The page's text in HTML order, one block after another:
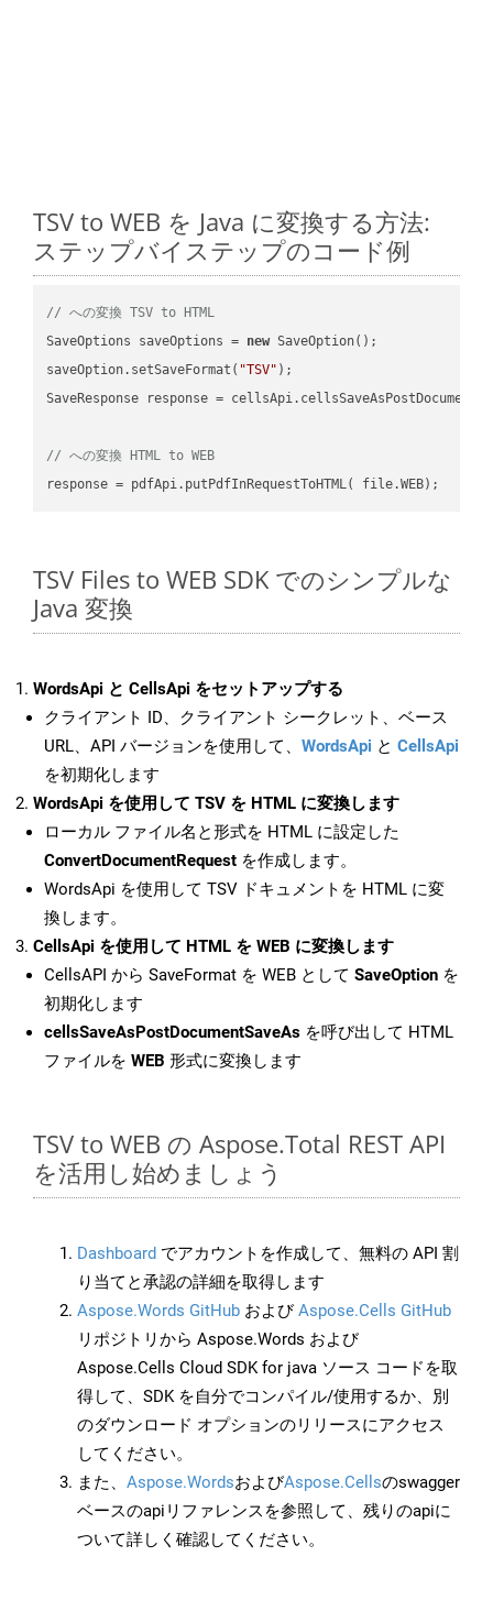
TSV to WEB を Java に変換する方法:
ステップバイステップのコード例
// への変換 TSV to HTML
SaveOptions saveOptions = new SaveOption();
saveOption.setSaveFormat( "TSV" );
SaveResponse response =
// への変換 HTML to WEB
TSV Files to WEB SDK でのシンプルな
Java 変換
WordsApi と CellsApi をセットアップする
クライアント ID、クライアント シークレット、ベース
URL、API バージョンを使用して、 WordsApi と CellsApi
を初期化します
WordsApi を使用して TSV を HTML に変換します
ローカル ファイル名と形式を HTML に設定した
ConvertDocumentRequest を作成します。
WordsApi を使用して TSV ドキュメントを HTML に変
換します。
CellsApi を使用して HTML を WEB に変換します
CellsAPI から SaveFormat を WEB として SaveOption を
初期化します
cellsSaveAsPostDocumentSaveAs を呼び出して HTML
ファイルを WEB 形式に変換します
TSV to WEB の Aspose.Total REST API
を活用し始めましょう
Dashboard でアカウントを作成して、無料の API 割
り当てと承認の詳細を取得します
Aspose.Words GitHub およびAspose.Cells GitHub
リポジトリから Aspose.Words および
Aspose.Cells Cloud SDK for java ソース コードを取
得して、SDK を自分でコンパイル/使用するか、別
のダウンロード オプションのリリースにアクセス
してください。
また、 Aspose.WordsおよびAspose.Cellsのswagger
ベースのapiリファレンスを参照して、残りのapiに
ついて詳しく確認してください。